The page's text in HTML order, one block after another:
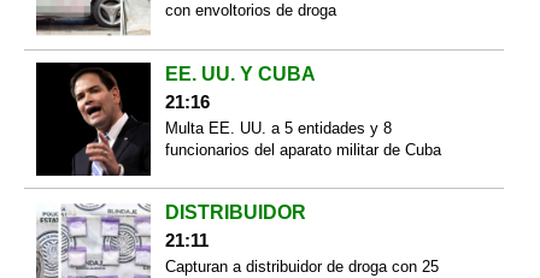
con envoltorios de droga
EE. UU. Y CUBA
21:16
Multa EE. UU. a 5 entidades y 8
funcionarios del aparato militar de Cuba
DISTRIBUIDOR
21:11
Capturan a distribuidor de droga con 25